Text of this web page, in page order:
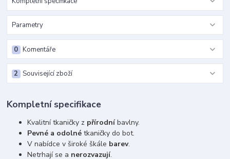
Parametry
Komentáře
0
Související zboží
2
Kompletní specifikace
Kvalitní tkaničky z přírodníbavlny.
Pevné a odolnétkaničky do bot.
V nabídce v široké škále barev.
Netrhají se a nerozvazují.